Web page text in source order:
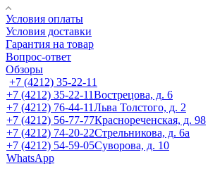
Условия оплаты
Условия доставки
Гарантия на товар
Вопрос-ответ
Обзоры
+7 (4212) 35-22-11
+7 (4212) 35-22-11Вострецова, д. 6
+7 (4212) 76-44-11Льва Толстого, д. 2
+7 (4212) 56-77-77Краснореченская, д. 98
+7 (4212) 74-20-22Стрельникова, д. 6а
+7 (4212) 54-59-05Суворова, д. 10
WhatsApp